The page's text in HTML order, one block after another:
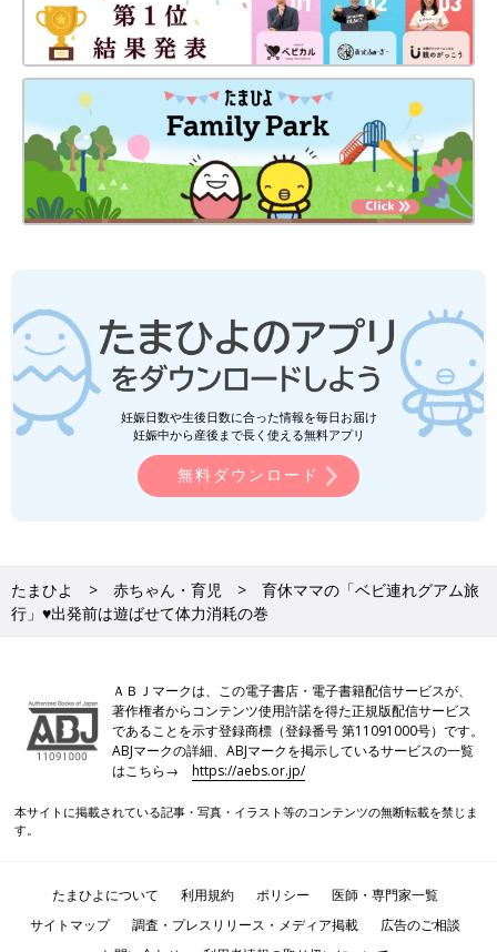
妊娠日数や生後日数に合った情報を毎日お届け
妊娠中から産後まで長く使える無料アプリ
無料ダウンロード
たまひよ 赤ちゃん・育児
育休ママの「ベビ連れグアム旅
行」♥出発前は遊ばせて体力消耗の巻
ＡＢＪマークは、この電子書店・電子書籍配信サービスが、
著作権者からコンテンツ使用許諾を得た正規版配信サービス
であることを示す登録商標（登録番号 第11091000号）です。
ABJマークの詳細、ABJマークを掲示しているサービスの一覧
はこちら→https://aebs.or.jp/
本サイトに掲載されている記事・写真・イラスト等のコンテンツの無断転載を禁じま
す。
たまひよについて 利用規約 ポリシー
医師・専門家一覧
サイトマップ
調査・プレスリリース・メディア掲載
広告のご相談